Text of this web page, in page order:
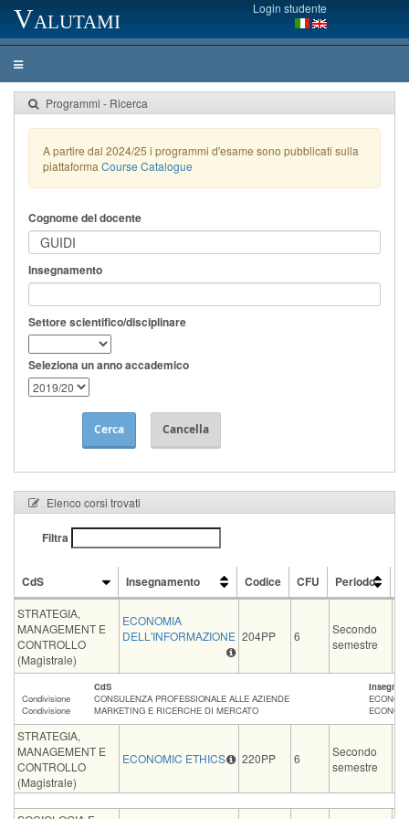
Valutami Login studente
Programmi - Ricerca
A partire dal 2024/25 i programmi d'esame sono pubblicati sulla
piattaforma Course Catalogue
Cognome del docente
Insegnamento
Settore scientifico/disciplinare
Seleziona un anno accademico
Cerca Cancella
Elenco corsi trovati
Filtra
CdS Insegnamento Codice CFU Periodo
CdS
STRATEGIA,
MANAGEMENT E
CONTROLLO
(Magistrale)
ECONOMIA
DELL'INFORMAZIONE 204PP 6
Secondo
semestre
CdS
Condivisione
CONSULENZA PROFESSIONALE ALLE AZIENDE
Condivisione
MARKETING E RICERCHE DI MERCATO
STRATEGIA,
MANAGEMENT E
CONTROLLO
(Magistrale)
ECONOMIC ETHICS 220PP 6
Secondo
semestre